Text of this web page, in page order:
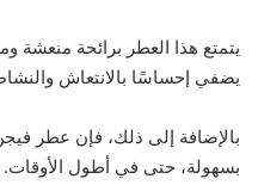
يتمتع هذا العطر برائحة منعشة
يضفي إحساسًا بالانتعاش
بالإضافة إلى ذلك، فإن عطر
بسهولة، حتى في أطول الأوقات.